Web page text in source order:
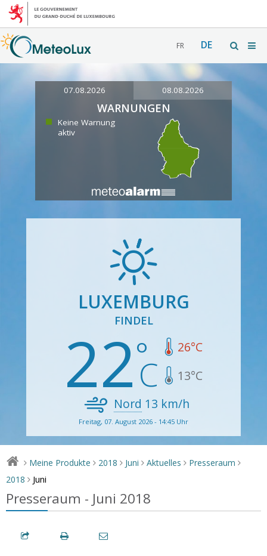
FR DE
07.08.2026 08.08.2026
WARNUNGEN
Keine Warnung
aktiv
LUXEMBURG
FINDEL
22 26°C
13°C
Nord 13 km/h
Freitag, 07. August 2026 - 14:45 Uhr
> Meine Produkte > 2018 > Juni > Aktuelles > Presseraum >
2018 > Juni
Presseraum - Juni 2018